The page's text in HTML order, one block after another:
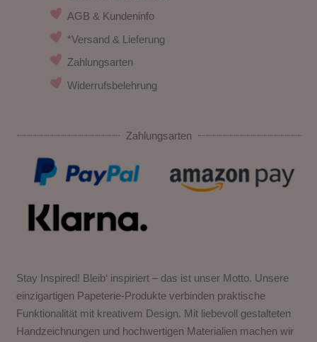
AGB & Kundeninfo
*Versand & Lieferung
Zahlungsarten
Widerrufsbelehrung
Zahlungsarten
Stay Inspired! Bleib‘ inspiriert – das ist unser Motto. Unsere
einzigartigen Papeterie-Produkte verbinden praktische
Funktionalität mit kreativem Design. Mit liebevoll gestalteten
Handzeichnungen und hochwertigen Materialien machen wir